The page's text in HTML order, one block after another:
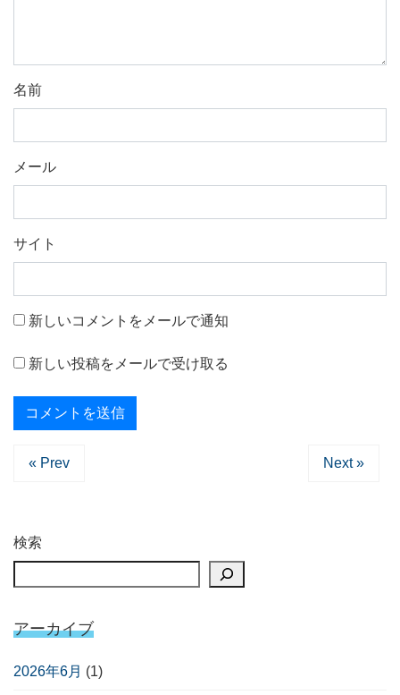
名前
メール
サイト
新しいコメントをメールで通知
新しい投稿をメールで受け取る
« Prev Next »
検索
アーカイブ
2026年6月 (1)